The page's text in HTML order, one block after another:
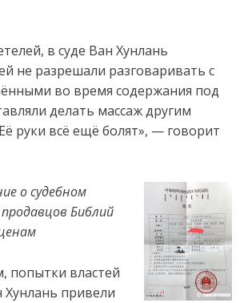
в суде Ван Хунлань
не разрешали разговаривать с
во время содержания под
делать массаж другим
руки всё ещё болят», — говорит
о судебном
продавцов Библий
попытки властей
привели